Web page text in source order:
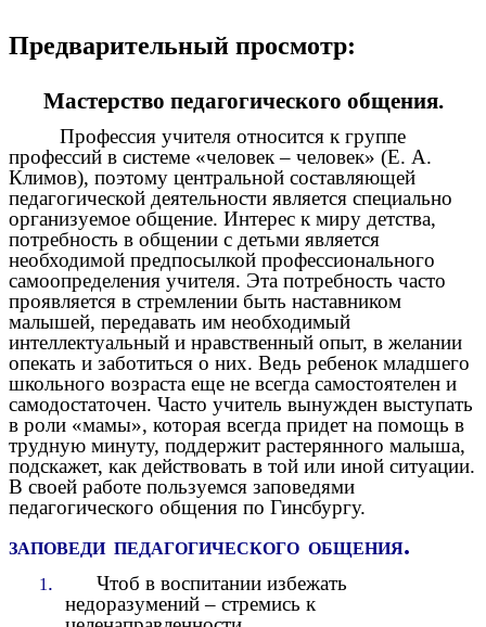
Предварительный просмотр:
Мастерство педагогического общения.
Профессия учителя относится к группе
профессий в системе «человек – человек» (Е. А.
Климов), поэтому центральной составляющей
педагогической деятельности является специально
организуемое общение. Интерес к миру детства,
потребность в общении с детьми является
необходимой предпосылкой профессионального
самоопределения учителя. Эта потребность часто
проявляется в стремлении быть наставником
малышей, передавать им необходимый
интеллектуальный и нравственный опыт, в желании
опекать и заботиться о них. Ведь ребенок младшего
школьного возраста еще не всегда самостоятелен и
самодостаточен. Часто учитель вынужден выступать
в роли «мамы», которая всегда придет на помощь в
трудную минуту, поддержит растерянного малыша,
подскажет, как действовать в той или иной ситуации.
В своей работе пользуемся заповедями
педагогического общения по Гинсбургу.
ЗАПОВЕДИ ПЕДАГОГИЧЕСКОГО ОБЩЕНИЯ.
1 .
Чтоб в воспитании избежать
недоразумений – стремись к